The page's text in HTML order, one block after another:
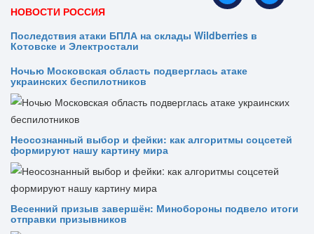
НОВОСТИ РОССИЯ
Последствия атаки БПЛА на склады Wildberries в
Котовске и Электростали
Ночью Московская область подверглась атаке
украинских беспилотников
Неосознанный выбор и фейки: как алгоритмы соцсетей
формируют нашу картину мира
Весенний призыв завершён: Минобороны подвело итоги
отправки призывников